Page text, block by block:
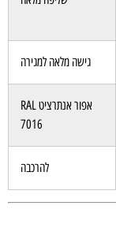
גישה מלאה למגירה
אפור אנתרציט RAL
7016
להרכבה